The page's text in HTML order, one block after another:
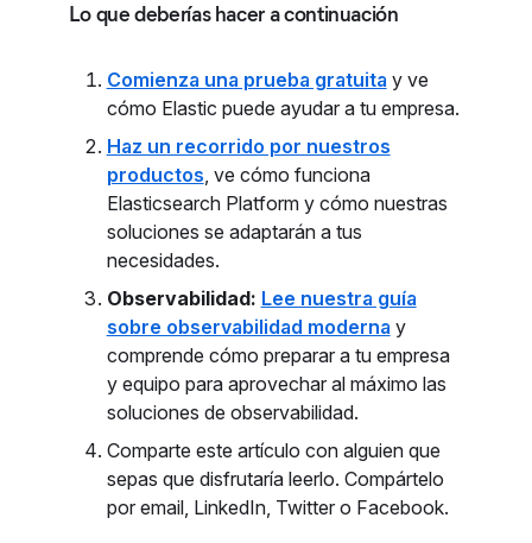
Lo que deberías hacer a continuación
Comienza una prueba gratuita y ve
cómo Elastic puede ayudar a tu empresa.
Haz un recorrido por nuestros
productos, ve cómo funciona
Elasticsearch Platform y cómo nuestras
soluciones se adaptarán a tus
necesidades.
Observabilidad: Lee nuestra guía
sobre observabilidad moderna y
comprende cómo preparar a tu empresa
y equipo para aprovechar al máximo las
soluciones de observabilidad.
Comparte este artículo con alguien que
sepas que disfrutaría leerlo. Compártelo
por email, LinkedIn, Twitter o Facebook.